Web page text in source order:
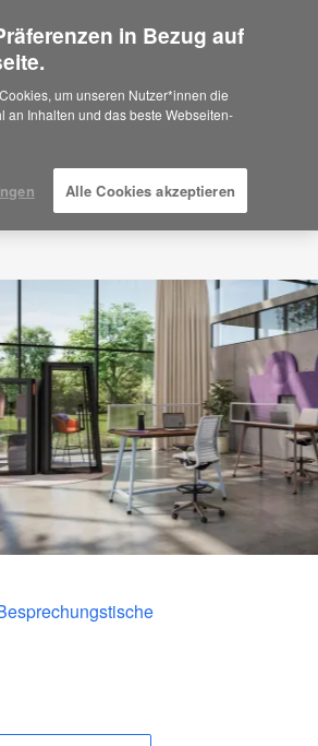
you in United States?
you like to see Products we sell in
region?
in Bezug auf
um unseren Nutzer*innen die
an Inhalten und das beste Webseiten-
Alle Cookies akzeptieren